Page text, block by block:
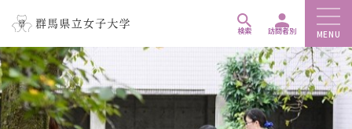
ジ
の
先
頭
ュ
ー
を
飛
ュ
ー
を
飛
MENU
訪問者別
検索
こ
こ
か
ら